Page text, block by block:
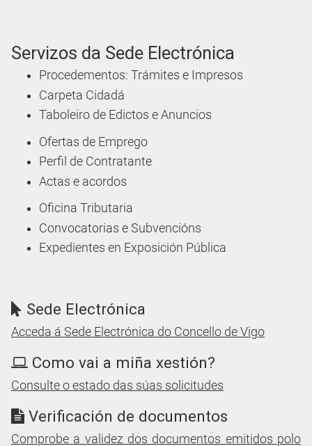
Servizos da Sede Electrónica
Procedementos: Trámites e Impresos
Carpeta Cidadá
Taboleiro de Edictos e Anuncios
Ofertas de Emprego
Perfil de Contratante
Actas e acordos
Oficina Tributaria
Convocatorias e Subvencións
Expedientes en Exposición Pública
Sede Electrónica
Acceda á Sede Electrónica do Concello de Vigo
Como vai a miña xestión?
Consulte o estado das súas solicitudes
Verificación de documentos
Comprobe a validez dos documentos emitidos polo